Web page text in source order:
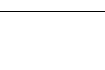
Сцена